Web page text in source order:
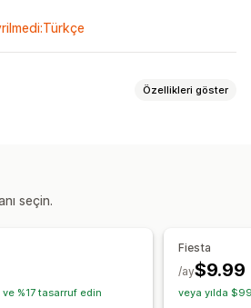
Özellikleri göster
amaçlı
Arka planlar
seçin.
%17 tasarruf edin
Fiesta
$9.99
/ay
veya yılda